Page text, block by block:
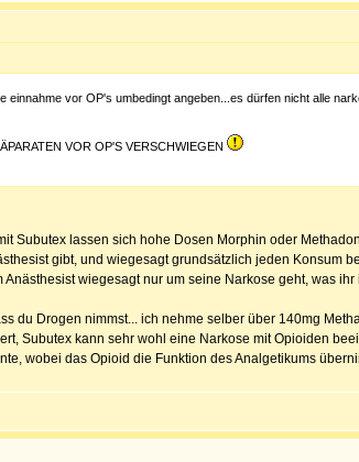
vor OP's umbedingt angeben...es dürfen nicht alle
VOR OP'S VERSCHWIEGEN
Subutex lassen sich hohe Dosen Morphin oder
gibt, und wiegesagt grundsätzlich jeden Konsum
wiegesagt nur um seine Narkose geht, was
du Drogen nimmst... ich nehme selber über 140mg
Subutex kann sehr wohl eine Narkose mit Opioiden
wobei das Opioid die Funktion des Analgetikums